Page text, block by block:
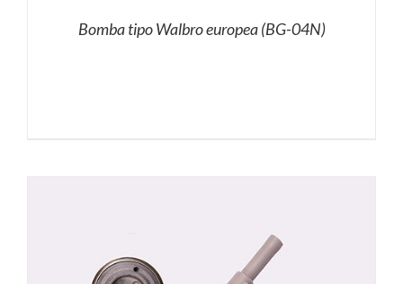
Bomba tipo Walbro europea (BG-04N)